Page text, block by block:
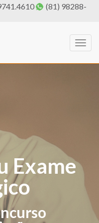
(81) 98288-
Exame
tem